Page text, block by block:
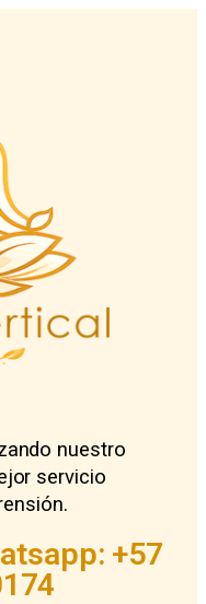
nuestro
servicio
+57